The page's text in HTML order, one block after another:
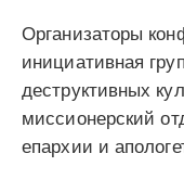
Организаторы
инициативная
деструктивных
миссионерский
епархии и